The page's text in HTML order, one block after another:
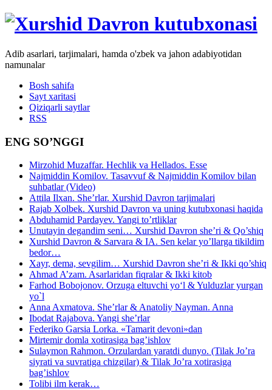
Adib asarlari, tarjimalari, hamda o'zbek va jahon adabiyotidan
namunalar
Bosh sahifa
Sayt xaritasi
Qiziqarli saytlar
RSS
ENG SO’NGGI
Mirzohid Muzaffar. Hechlik va Hellados. Esse
Najmiddin Komilov. Tasavvuf & Najmiddin Komilov bilan
suhbatlar (Video)
Attila Ilxan. She’rlar. Xurshid Davron tarjimalari
Rajab Xolbek. Xurshid Davron va uning kutubxonasi haqida
Abduhamid Pardayev. Yangi to’rtliklar
Unutayin degandim seni… Xurshid Davron she’ri & Qo’shiq
Xurshid Davron & Sarvara & IA. Sen kelar yo’llarga tikildim
bedor…
Xayr, dema, sevgilim… Xurshid Davron she’ri & Ikki qo’shiq
Ahmad A’zam. Asarlaridan fiqralar & Ikki kitob
Farhod Bobojonov. Orzuga eltuvchi yo‘l & Yulduzlar yurgan
yo`l
Anna Axmatova. She’rlar & Anatoliy Nayman. Anna
Ibodat Rajabova. Yangi she’rlar
Federiko Garsia Lorka. «Tamarit devoni»dan
Mirtemir domla xotirasiga bag’ishlov
Sulaymon Rahmon. Orzulardan yaratdi dunyo. (Tilak Jo’ra
siyrati va suvratiga chizgilar) & Tilak Jo’ra xotirasiga
bag’ishlov
Tolibi ilm kerak…